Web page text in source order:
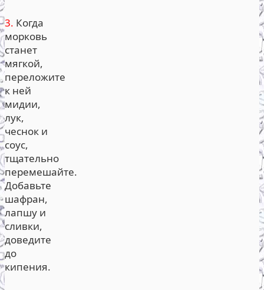
3. Когда
морковь
станет
мягкой,
переложите
к ней
мидии,
лук,
чеснок и
соус,
тщательно
перемешайте.
Добавьте
шафран,
лапшу и
сливки,
доведите
до
кипения.